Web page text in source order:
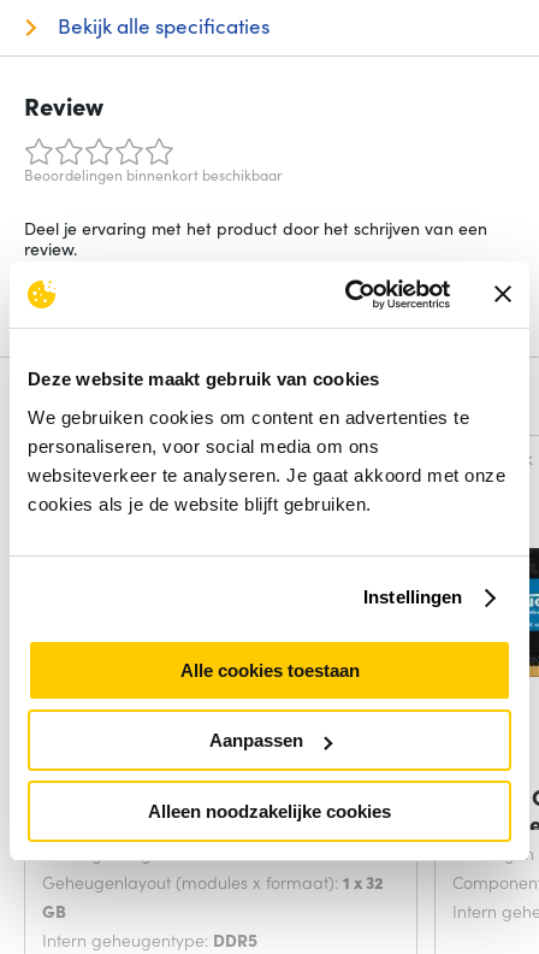
Deze website maakt gebruik van cookies
We gebruiken cookies om content en advertenties te
personaliseren, voor social media om ons
websiteverkeer te analyseren. Je gaat akkoord met onze
cookies als je de website blijft gebruiken.
Instellingen
Alle cookies toestaan
Aanpassen
Alleen noodzakelijke cookies
Bekijk alle specificaties
Review
Beoordelingen binnenkort beschikbaar
Deel je ervaring met het product door het schrijven van een
review.
Schrijf een review
Alternatieven
Vergelijk
Geheugenlayout (modules x formaat): 1 x 32
GB
Intern geheugentype: DDR5
Vergelijk
Intern